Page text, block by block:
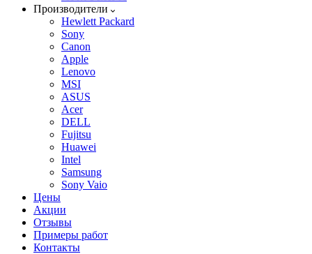
Производители
Hewlett Packard
Sony
Canon
Apple
Lenovo
MSI
ASUS
Acer
DELL
Fujitsu
Huawei
Intel
Samsung
Sony Vaio
Цены
Акции
Отзывы
Примеры работ
Контакты